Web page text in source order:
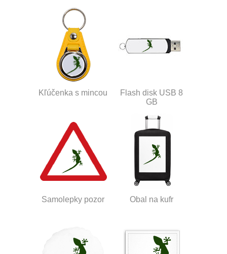
Kľúčenka s mincou
Flash disk USB 8
GB
Samolepky pozor Obal na kufr